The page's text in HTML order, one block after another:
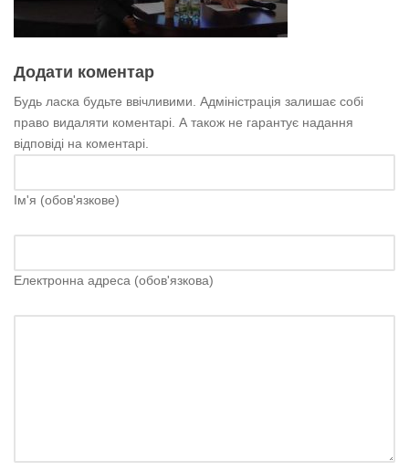
Додати коментар
Будь ласка будьте ввічливими. Адміністрація залишає собі
право видаляти коментарі. А також не гарантує надання
відповіді на коментарі.
Ім'я (обов'язкове)
Електронна адреса (обов'язкова)